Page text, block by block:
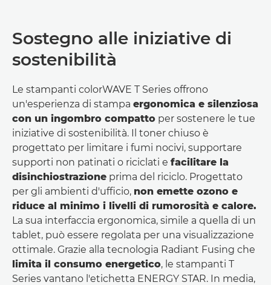
Sostegno alle iniziative di
sostenibilità
Le stampanti colorWAVE T Series offrono
un'esperienza di stampa ergonomica e silenziosa
con un ingombro compatto per sostenere le tue
iniziative di sostenibilità. Il toner chiuso è
progettato per limitare i fumi nocivi, supportare
supporti non patinati o riciclati e facilitare la
disinchiostrazione prima del riciclo. Progettato
per gli ambienti d'ufficio, non emette ozono e
riduce al minimo i livelli di rumorosità e calore.
La sua interfaccia ergonomica, simile a quella di un
tablet, può essere regolata per una visualizzazione
ottimale. Grazie alla tecnologia Radiant Fusing che
limita il consumo energetico, le stampanti T
Series vantano l'etichetta ENERGY STAR. In media,